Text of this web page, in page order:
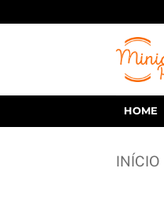
to
HOME
INÍCIO